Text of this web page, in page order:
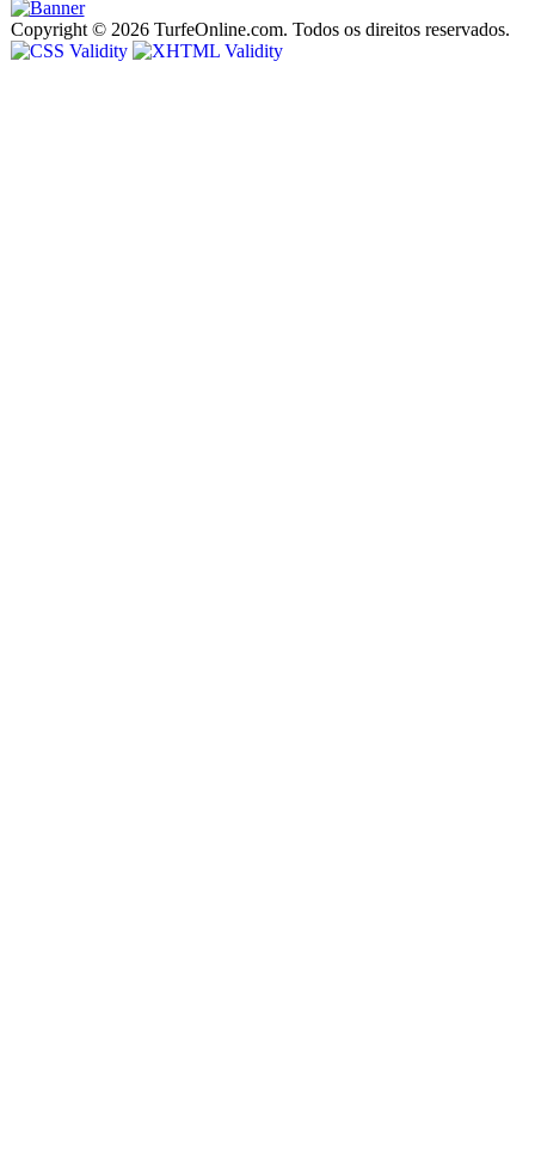
Copyright © 2026 TurfeOnline.com. Todos os direitos reservados.